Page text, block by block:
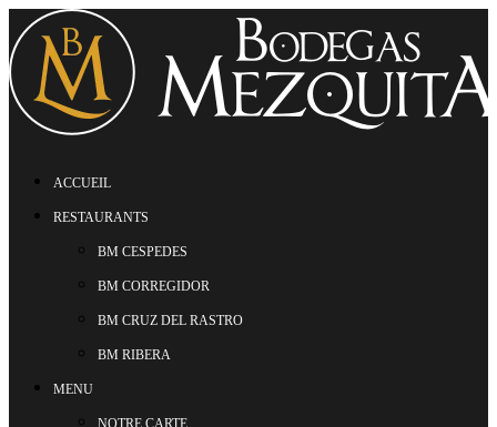
ACCUEIL
RESTAURANTS
BM CESPEDES
BM CORREGIDOR
BM CRUZ DEL RASTRO
BM RIBERA
MENU
NOTRE CARTE